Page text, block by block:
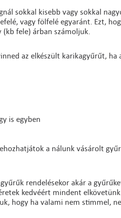
sokkal kisebb vagy sokkal
vagy fölfelé egyaránt. Ezt,
fele) árban számoljuk.
az elkészült karikagyűrűt, ha
is egyben
a nálunk vásárolt
rendelésekor akár a
kedvéért mindent
hogy ha valami nem stimmel,